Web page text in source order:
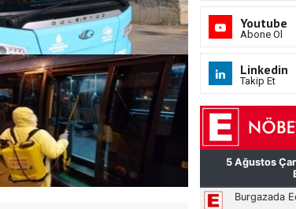
Youtube
Abone Ol
Linkedin
Takip Et